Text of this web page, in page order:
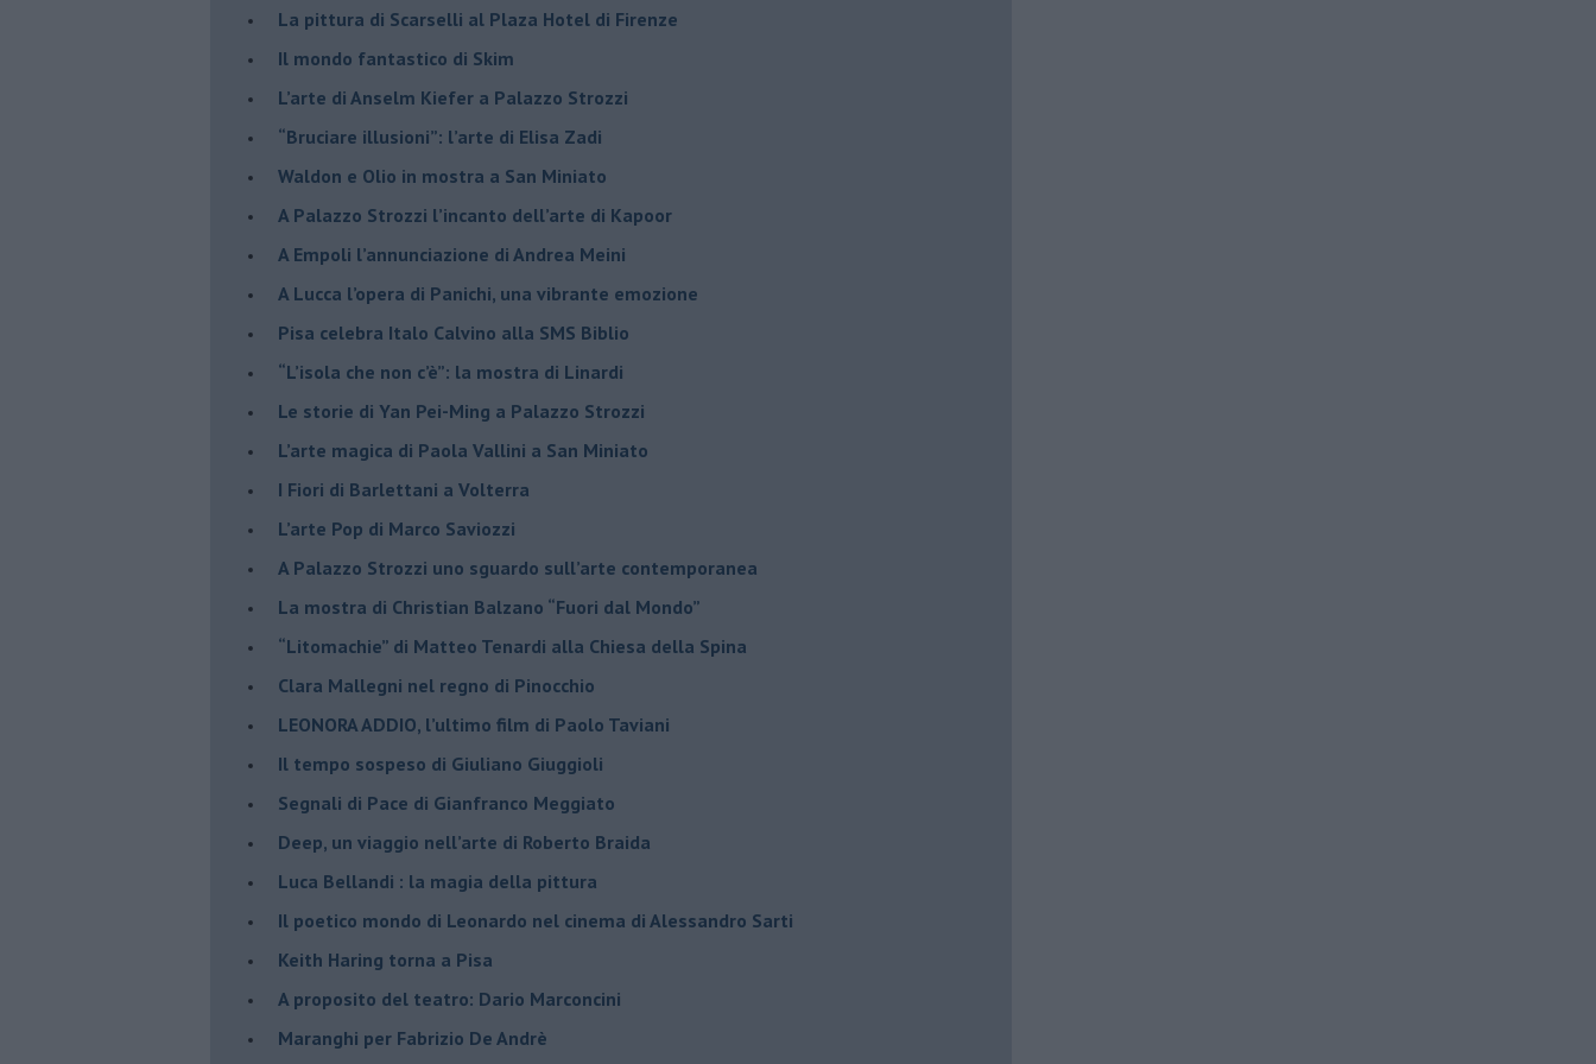
La pittura di Scarselli al Plaza Hotel di Firenze
​Il mondo fantastico di Skim
​L’arte di Anselm Kiefer a Palazzo Strozzi
​“Bruciare illusioni”: l’arte di Elisa Zadi
​Waldon e Olio in mostra a San Miniato
​A Palazzo Strozzi l’incanto dell’arte di Kapoor
​A Empoli l’annunciazione di Andrea Meini
A Lucca l’opera di Panichi, una vibrante emozione
Pisa celebra Italo Calvino alla SMS Biblio
“L’isola che non c’è”: la mostra di Linardi
​Le storie di Yan Pei-Ming a Palazzo Strozzi
​L’arte magica di Paola Vallini a San Miniato
​I Fiori di Barlettani a Volterra
​L’arte Pop di Marco Saviozzi
​A Palazzo Strozzi uno sguardo sull’arte contemporanea
La mostra di Christian Balzano “Fuori dal Mondo”
​“Litomachie” di Matteo Tenardi alla Chiesa della Spina
​Clara Mallegni nel regno di Pinocchio
​LEONORA ADDIO, l’ultimo film di Paolo Taviani
Il tempo sospeso di Giuliano Giuggioli
Segnali di Pace di Gianfranco Meggiato
​Deep, un viaggio nell’arte di Roberto Braida
​Luca Bellandi : la magia della pittura
​Il poetico mondo di Leonardo nel cinema di Alessandro Sarti
​Keith Haring torna a Pisa
​A proposito del teatro: Dario Marconcini
Maranghi per Fabrizio De Andrè